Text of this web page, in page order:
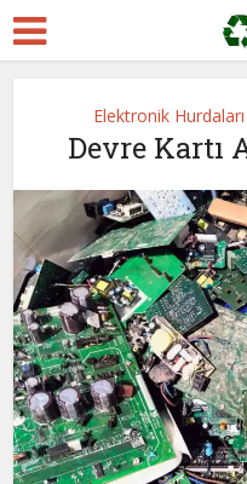
Elektronik Hurdaları
Devre Kartı